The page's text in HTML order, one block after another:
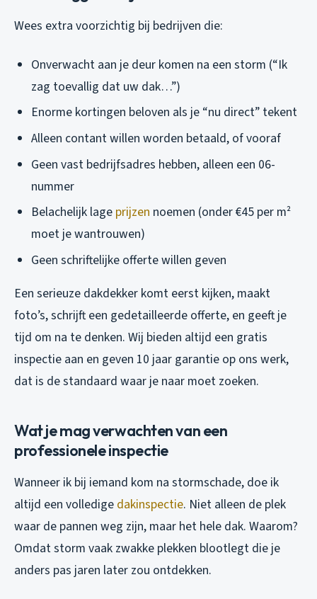
Wees extra voorzichtig bij bedrijven die:
Onverwacht aan je deur komen na een storm (“Ik
zag toevallig dat uw dak…”)
Enorme kortingen beloven als je “nu direct” tekent
Alleen contant willen worden betaald, of vooraf
Geen vast bedrijfsadres hebben, alleen een 06-
nummer
Belachelijk lage prijzen noemen (onder €45 per m²
moet je wantrouwen)
Geen schriftelijke offerte willen geven
Een serieuze dakdekker komt eerst kijken, maakt
foto’s, schrijft een gedetailleerde offerte, en geeft je
tijd om na te denken. Wij bieden altijd een gratis
inspectie aan en geven 10 jaar garantie op ons werk,
dat is de standaard waar je naar moet zoeken.
Wat je mag verwachten van een
professionele inspectie
Wanneer ik bij iemand kom na stormschade, doe ik
altijd een volledige dakinspectie. Niet alleen de plek
waar de pannen weg zijn, maar het hele dak. Waarom?
Omdat storm vaak zwakke plekken blootlegt die je
anders pas jaren later zou ontdekken.